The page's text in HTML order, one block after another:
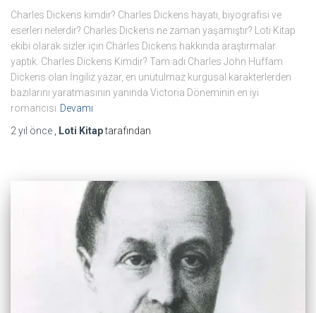
Charles Dickens kimdir? Charles Dickens hayatı, biyografisi ve
eserleri nelerdir? Charles Dickens ne zaman yaşamıştır? Loti Kitap
ekibi olarak sizler için Charles Dickens hakkında araştırmalar
yaptık. Charles Dickens Kimdir? Tam adı Charles John Huffam
Dickens olan İngiliz yazar, en unutulmaz kurgusal karakterlerden
bazılarını yaratmasının yanında Victoria Döneminin en iyi
romancısı Devamı
2 yıl önce Loti Kitaptarafından